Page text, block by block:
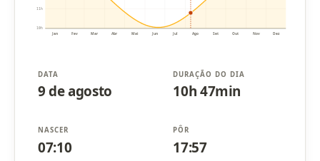
10h
11h
Jan Fev Mar Abr Mai Jun Jul Ago Set Out Nov Dez
DATA
9 de agosto
DURAÇÃO DO DIA
10h 47min
NASCER
07:10
PÔR
17:57